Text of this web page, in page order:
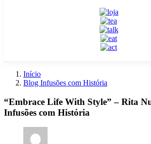
Início
Blog Infusões com História
“Embrace Life With Style” – Rita
Infusões com História